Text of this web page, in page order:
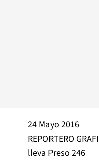
24 Mayo 2016
REPORTERO
lleva Preso 246